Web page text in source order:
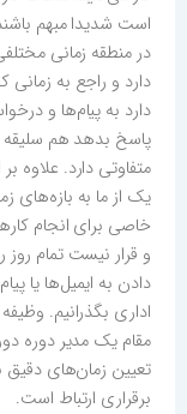
است شدیدا مبهم
در منطقه زمانی
دارد و راجع به
دارد به پیام‌ها و
پاسخ بدهد هم سلیقه
متفاوتی دارد. علاوه بر
یک از ما به بازه‌های
خاصی برای انجام کارها
و قرار نیست تمام روز
دادن به ایمیل‌ها یا
اداری بگذرانیم.
مقام یک مدیر دوره
تعیین زمان‌های دقیق
برقراری ارتباط است.